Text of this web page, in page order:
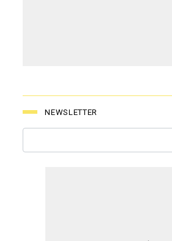
NEWSLETTER